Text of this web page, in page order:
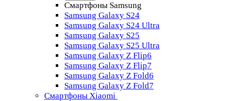
Смартфоны Samsung
Samsung Galaxy S24
Samsung Galaxy S24 Ultra
Samsung Galaxy S25
Samsung Galaxy S25 Ultra
Samsung Galaxy Z Flip6
Samsung Galaxy Z Flip7
Samsung Galaxy Z Fold6
Samsung Galaxy Z Fold7
Смартфоны Xiaomi